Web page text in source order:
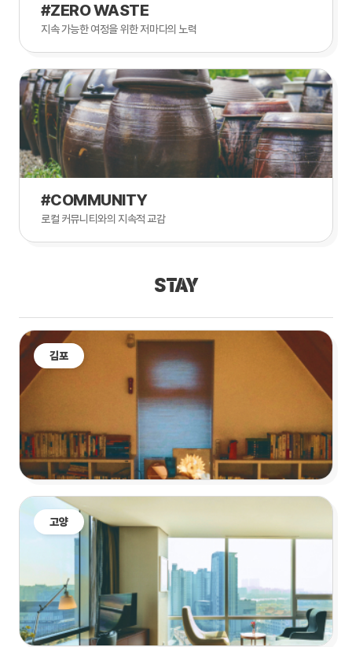
#ZERO WASTE
지속 가능한 여정을 위한 저마다의 노력
#COMMUNITY
로컬 커뮤니티와의 지속적 교감
STAY
김포
고양